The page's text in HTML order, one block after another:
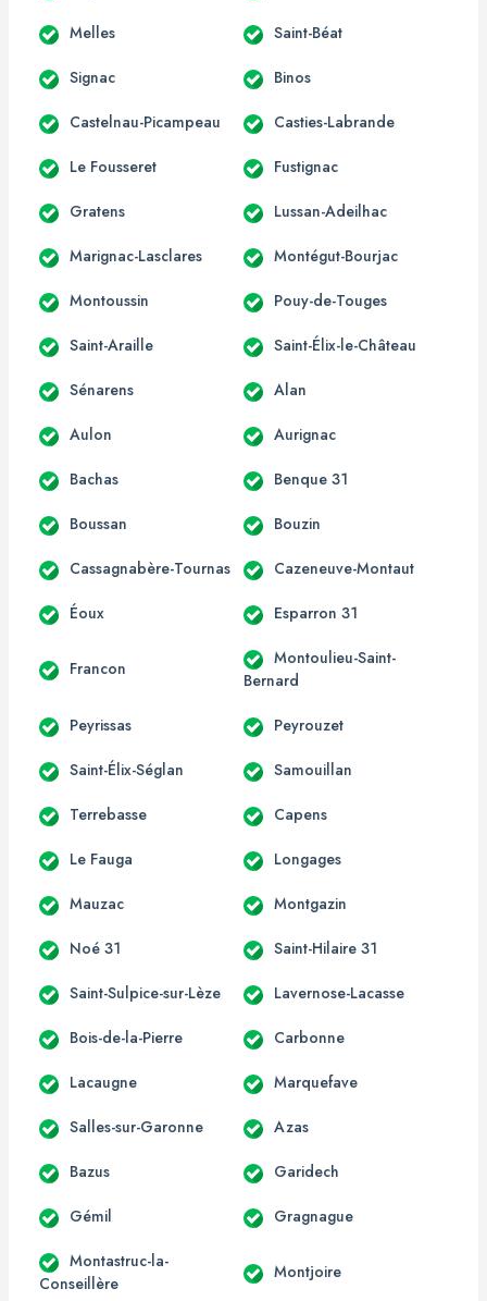
Melles Saint-Béat
Signac Binos
Castelnau-Picampeau Casties-Labrande
Le Fousseret Fustignac
Gratens Lussan-Adeilhac
Marignac-Lasclares Montégut-Bourjac
Montoussin Pouy-de-Touges
Saint-Araille Saint-Élix-le-Château
Sénarens Alan
Aulon Aurignac
Bachas Benque 31
Boussan Bouzin
Cassagnabère-Tournas Cazeneuve-Montaut
Éoux Esparron 31
Francon
Montoulieu-Saint-
Bernard
Peyrissas Peyrouzet
Saint-Élix-Séglan Samouillan
Terrebasse Capens
Le Fauga Longages
Mauzac Montgazin
Noé 31 Saint-Hilaire 31
Saint-Sulpice-sur-Lèze Lavernose-Lacasse
Bois-de-la-Pierre Carbonne
Lacaugne Marquefave
Salles-sur-Garonne Azas
Bazus Garidech
Gémil Gragnague
Montastruc-la-
Conseillère
Montjoire